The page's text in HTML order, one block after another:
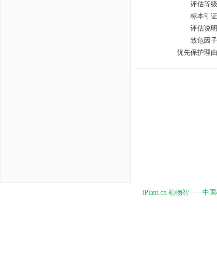
评估等
标本引
评估说
致危因
优先保护理
iPlant.cn 植物智——中国